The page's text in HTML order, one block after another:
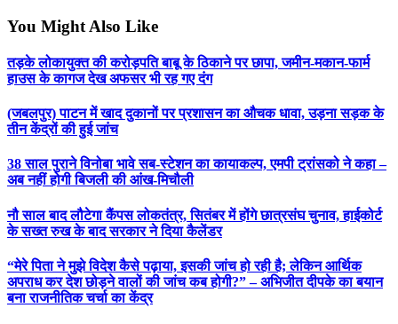
You Might Also Like
तड़के लोकायुक्त की करोड़पति बाबू के ठिकाने पर छापा, जमीन-मकान-फार्म
हाउस के कागज देख अफसर भी रह गए दंग
(जबलपुर) पाटन में खाद दुकानों पर प्रशासन का औचक धावा, उड़ना सड़क के
तीन केंद्रों की हुई जांच
38 साल पुराने विनोबा भावे सब-स्टेशन का कायाकल्प, एमपी ट्रांसको ने कहा –
अब नहीं होगी बिजली की आंख-मिचौली
नौ साल बाद लौटेगा कैंपस लोकतंत्र, सितंबर में होंगे छात्रसंघ चुनाव, हाईकोर्ट
के सख्त रुख के बाद सरकार ने दिया कैलेंडर
“मेरे पिता ने मुझे विदेश कैसे पढ़ाया, इसकी जांच हो रही है; लेकिन आर्थिक
अपराध कर देश छोड़ने वालों की जांच कब होगी?” – अभिजीत दीपके का बयान
बना राजनीतिक चर्चा का केंद्र